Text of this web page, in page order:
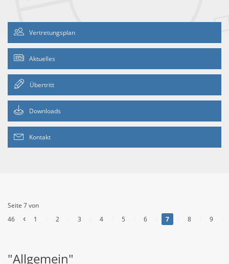
Vertretungsplan
Aktuelles
Übertritt
Downloads
Kontakt
Seite 7 von
46
‹ 1 2 3 4 5 6 7 8 9
"Allgemein"